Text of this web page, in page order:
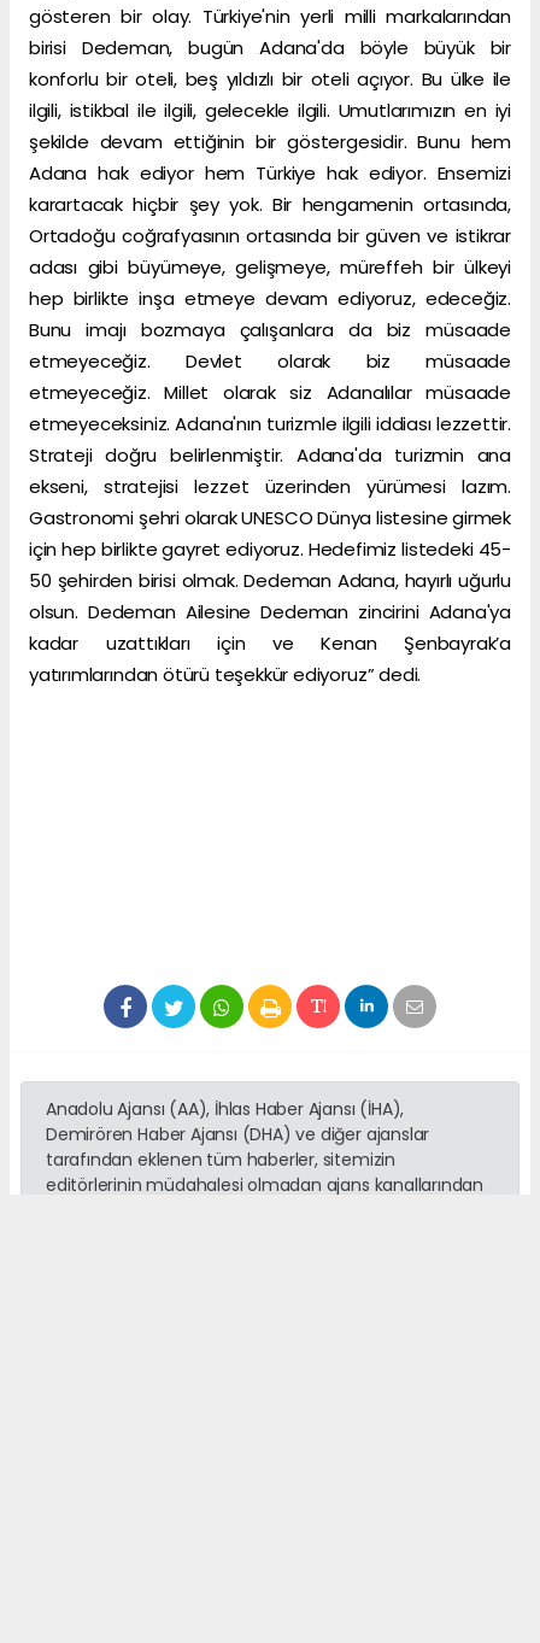
gösteren bir olay. Türkiye'nin yerli milli markalarından
birisi Dedeman, bugün Adana'da böyle büyük bir
konforlu bir oteli, beş yıldızlı bir oteli açıyor. Bu ülke ile
ilgili, istikbal ile ilgili, gelecekle ilgili. Umutlarımızın en iyi
şekilde devam ettiğinin bir göstergesidir. Bunu hem
Adana hak ediyor hem Türkiye hak ediyor. Ensemizi
karartacak hiçbir şey yok. Bir hengamenin ortasında,
Ortadoğu coğrafyasının ortasında bir güven ve istikrar
adası gibi büyümeye, gelişmeye, müreffeh bir ülkeyi
hep birlikte inşa etmeye devam ediyoruz, edeceğiz.
Bunu imajı bozmaya çalışanlara da biz müsaade
etmeyeceğiz. Devlet olarak biz müsaade
etmeyeceğiz. Millet olarak siz Adanalılar müsaade
etmeyeceksiniz. Adana'nın turizmle ilgili iddiası lezzettir.
Strateji doğru belirlenmiştir. Adana'da turizmin ana
ekseni, stratejisi lezzet üzerinden yürümesi lazım.
Gastronomi şehri olarak UNESCO Dünya listesine girmek
için hep birlikte gayret ediyoruz. Hedefimiz listedeki 45-
50 şehirden birisi olmak. Dedeman Adana, hayırlı uğurlu
olsun. Dedeman Ailesine Dedeman zincirini Adana'ya
kadar uzattıkları için ve Kenan Şenbayrak’a
yatırımlarından ötürü teşekkür ediyoruz” dedi.
Anadolu Ajansı (AA), İhlas Haber Ajansı (İHA),
Demirören Haber Ajansı (DHA) ve diğer ajanslar
tarafından eklenen tüm haberler, sitemizin
editörlerinin müdahalesi olmadan ajans kanallarından